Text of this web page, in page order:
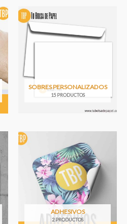
SOBRES PERSONALIZADOS
15 PRODUCTOS
ADHESIVOS
2 PRODUCTOS